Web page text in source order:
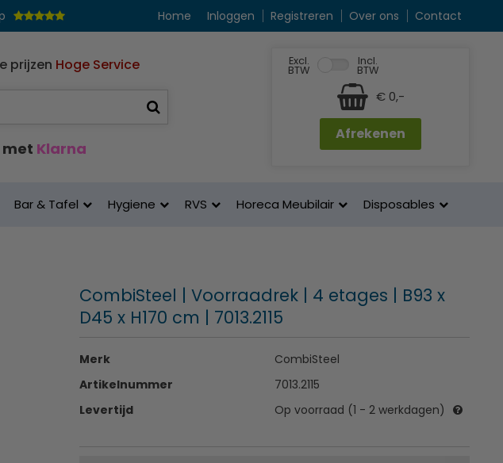
Home Inloggen Registreren Over ons Contact
prijzen Hoge Service
met Klarna
Excl.
BTW
Incl.
BTW
€ 0,-
Afrekenen
Bar & Tafel Hygiene RVS Horeca Meubilair Disposables
CombiSteel | Voorraadrek | 4 etages | B93 x
D45 x H170 cm | 7013.2115
Merk
CombiSteel
Artikelnummer
7013.2115
Levertijd
Op voorraad (1 - 2 werkdagen)